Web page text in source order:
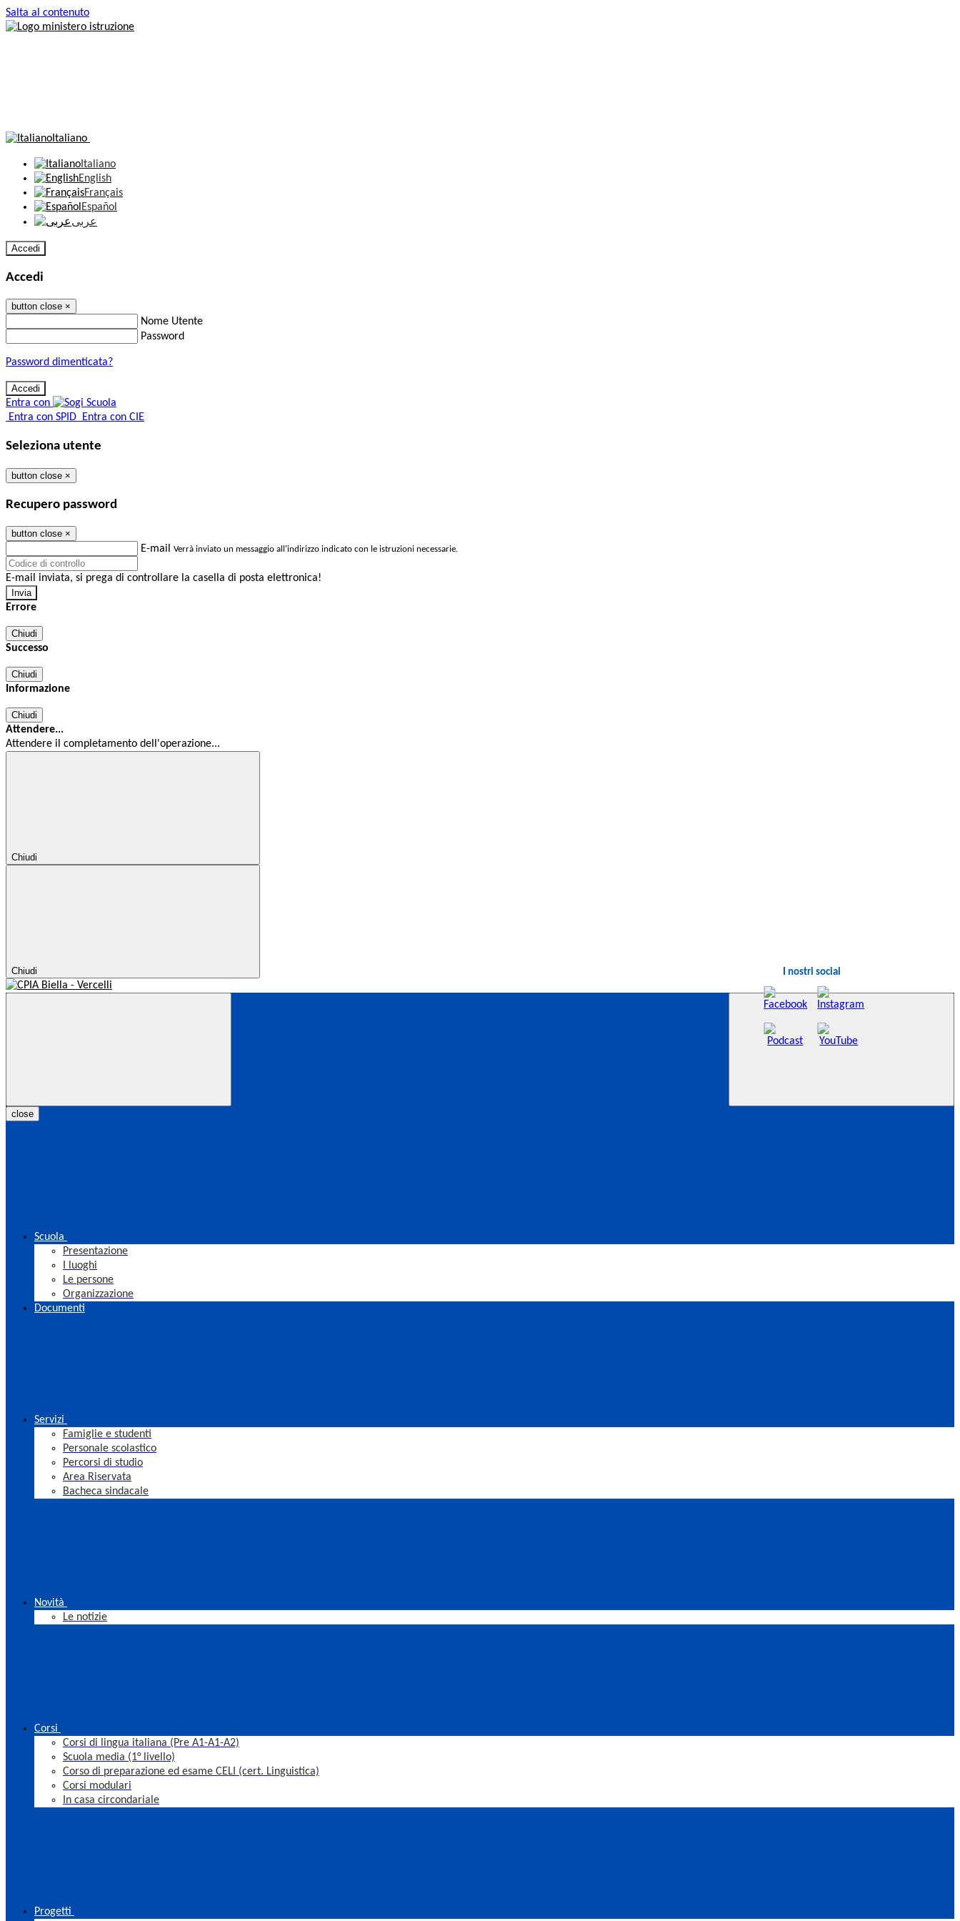
Salta al contenuto
Italiano
Italiano
English
Français
Español
عربى
Accedi
Accedi
button close ×
Nome Utente
Password
Password dimenticata?
Entra con
Entra con SPID Entra con CIE
Seleziona utente
button close ×
Recupero password
button close ×
E-mail Verrà inviato un messaggio all'indirizzo indicato con le istruzioni necessarie.
E-mail inviata, si prega di controllare la casella di posta elettronica!
Errore
Chiudi
Successo
Chiudi
Informazione
Chiudi
Attendere...
Attendere il completamento dell'operazione...
Chiudi
Chiudi I nostri social
close
Scuola
Presentazione
I luoghi
Le persone
Organizzazione
Documenti
Servizi
Famiglie e studenti
Personale scolastico
Percorsi di studio
Area Riservata
Bacheca sindacale
Novità
Le notizie
Corsi
Corsi di lingua italiana (Pre A1-A1-A2)
Scuola media (1° livello)
Corso di preparazione ed esame CELI (cert. Linguistica)
Corsi modulari
In casa circondariale
Progetti